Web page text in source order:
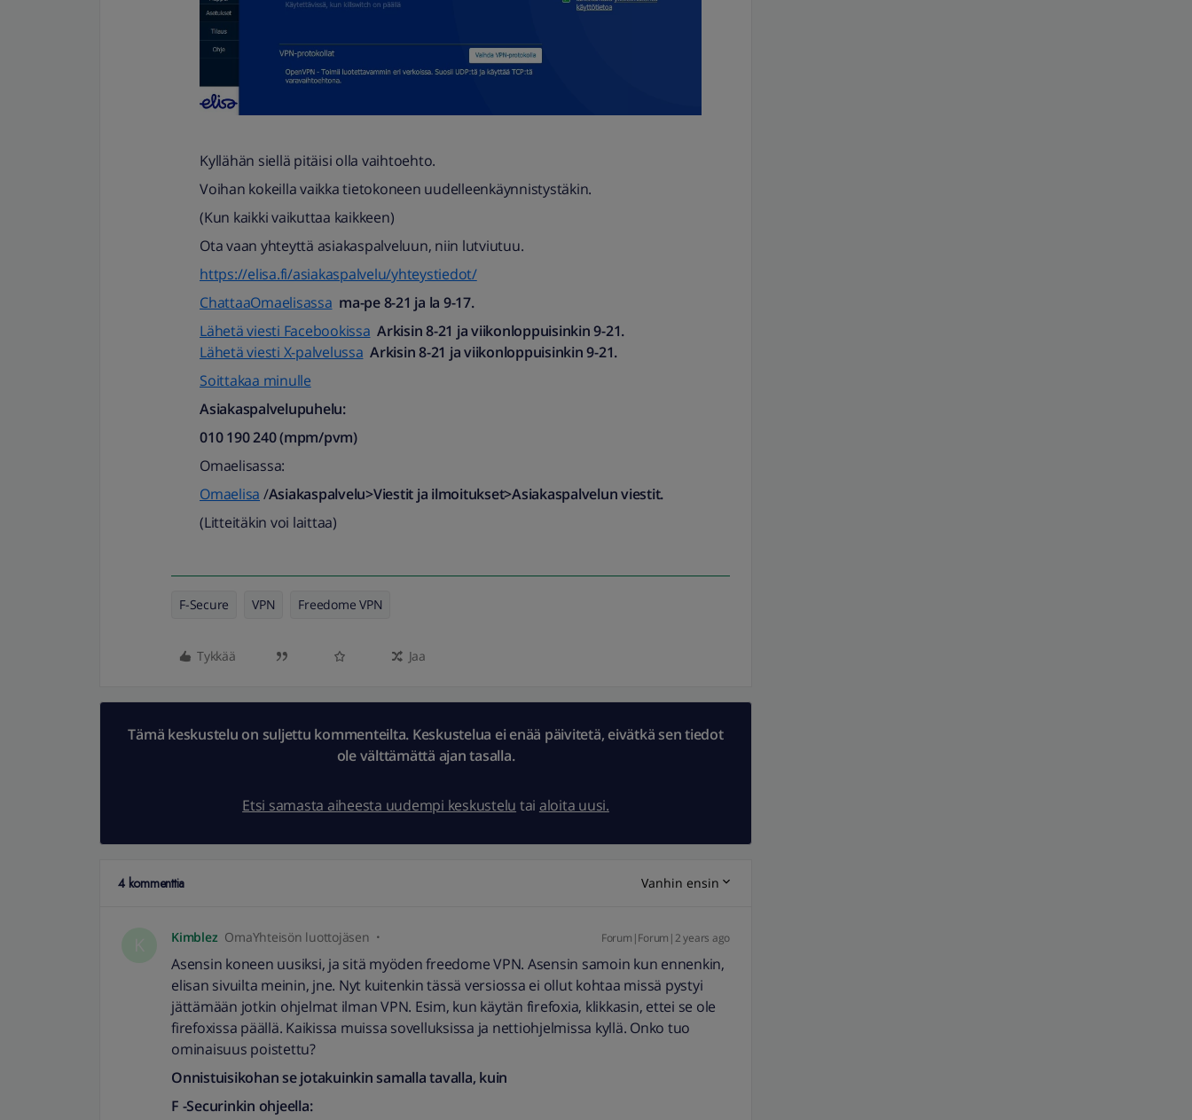
Kyllähän siellä pitäisi olla vaihtoehto.
Voihan kokeilla vaikka tietokoneen uudelleenkäynnistystäkin.
(Kun kaikki vaikuttaa kaikkeen)
Ota vaan yhteyttä asiakaspalveluun, niin lutviutuu.
https://elisa.fi/asiakaspalvelu/yhteystiedot/
ChattaaOmaelisassa ma-pe 8-21 ja la 9-17.
Lähetä viesti Facebookissa Arkisin 8-21 ja viikonloppuisinkin 9-21.
Lähetä viesti X-palvelussa Arkisin 8-21 ja viikonloppuisinkin 9-21.
Soittakaa minulle
Asiakaspalvelupuhelu:
010 190 240 (mpm/pvm)​
Omaelisassa:
Omaelisa /Asiakaspalvelu>Viestit ja ilmoitukset>Asiakaspalvelun viestit.
(Litteitäkin voi laittaa)
F-Secure VPN Freedome VPN
Tykkää Jaa
Tämä keskustelu on suljettu kommenteilta. Keskustelua ei enää päivitetä, eivätkä sen tiedot
ole välttämättä ajan tasalla.
Etsi samasta aiheesta uudempi keskustelu tai aloita uusi.
4 kommenttia Vanhin ensin
Kimblez OmaYhteisön luottojäsen Forum|Forum|2 years ago
Asensin koneen uusiksi, ja sitä myöden freedome VPN. Asensin samoin kun ennenkin,
elisan sivuilta meinin, jne. Nyt kuitenkin tässä versiossa ei ollut kohtaa missä pystyi
jättämään jotkin ohjelmat ilman VPN. Esim, kun käytän firefoxia, klikkasin, ettei se ole
firefoxissa päällä. Kaikissa muissa sovelluksissa ja nettiohjelmissa kyllä. Onko tuo
ominaisuus poistettu?
Onnistuisikohan se jotakuinkin samalla tavalla, kuin
F -Securinkin ohjeella: